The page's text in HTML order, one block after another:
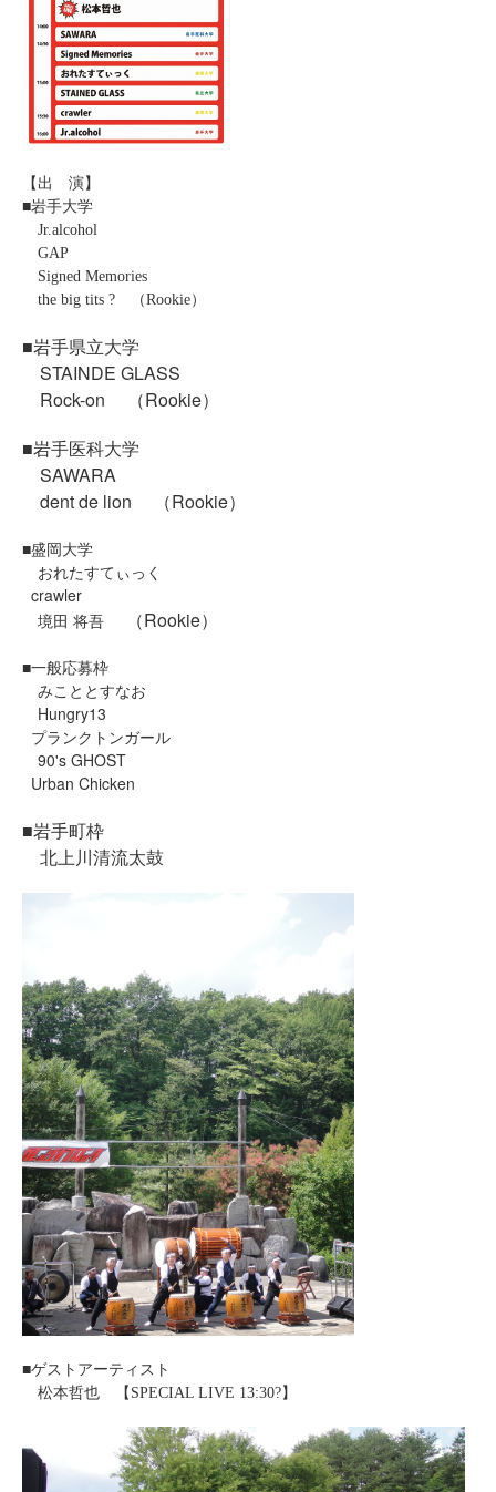
【出 演】
■岩手大学
Jr.alcohol
GAP
Signed Memories
the big tits ? （Rookie）
■岩手県立大学
STAINDE GLASS
Rock-on （Rookie）
■岩手医科大学
SAWARA
dent de lion （Rookie）
■盛岡大学
おれたすてぃっく
crawler
境田 将吾 （Rookie）
■一般応募枠
みこととすなお
Hungry13
プランクトンガール
90's GHOST
Urban Chicken
■岩手町枠
北上川清流太鼓
■ゲストアーティスト
松本哲也 【SPECIAL LIVE 13:30?】